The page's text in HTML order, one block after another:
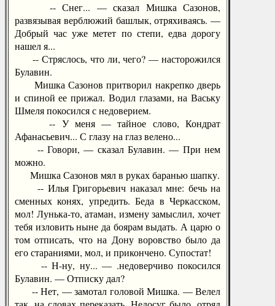
-- Снег... — сказал Мишка Сазонов,
развязывая верблюжий башлык, отряхиваясь. —
Добрый час уже метет по степи, едва дорогу
нашел я...
-- Стряслось, что ли, чего? — насторожился
Булавин.
Мишка Сазонов притворил накрепко дверь
и спиной ее прижал. Водил глазами, на Ваську
Шмеля покосился с недоверием.
-- У меня — тайное слово, Кондрат
Афанасьевич... С глазу на глаз велено...
-- Говори, — сказал Булавин. — При нем
можно.
Мишка Сазонов мял в руках баранью шапку.
-- Илья Григорьевич наказал мне: бечь на
сменных конях, упредить. Беда в Черкасском,
мол! Лунька-то, атаман, измену замыслил, хочет
тебя изловить ныне да боярам выдать. А царю о
том отписать, что на Дону воровство было да
его стараниями, мол, и прикончено. Супостат!
-- Н-ну, ну... — .недоверчиво покосился
Булавин. — Отписку дал?
-- Нет, — замотал головой Мишка. — Велел